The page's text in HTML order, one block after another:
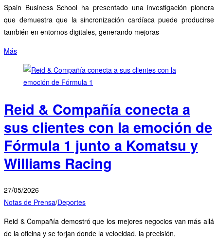
Spain Business School ha presentado una investigación pionera
que demuestra que la sincronización cardíaca puede producirse
también en entornos digitales, generando mejoras
Más
Reid & Compañía conecta a
sus clientes con la emoción de
Fórmula 1 junto a Komatsu y
Williams Racing
27/05/2026
Notas de Prensa/Deportes
Reid & Compañía demostró que los mejores negocios van más allá
de la oficina y se forjan donde la velocidad, la precisión,